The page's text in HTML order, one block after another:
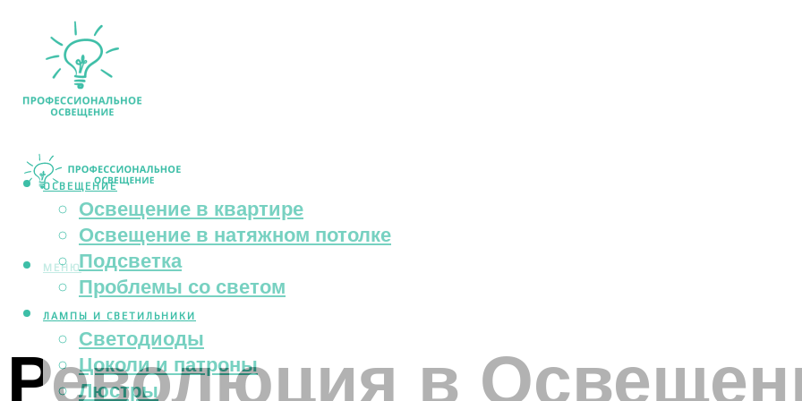
ОСВЕЩЕНИЕ
Освещение в квартире
Освещение в натяжном потолке
Подсветка
Проблемы со светом
ЛАМПЫ И СВЕТИЛЬНИКИ
Светодиоды
Цоколи и патроны
Люстры
МЕНЮ
Революция в